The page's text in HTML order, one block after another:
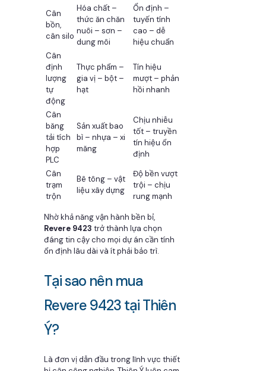
Cân
bồn,
cân silo
Hóa chất –
thức ăn chăn
nuôi – sơn –
dung môi
Ổn định –
tuyến tính
cao – dễ
hiệu chuẩn
Cân
định
lượng
tự
động
Thực phẩm –
gia vị – bột –
hạt
Tín hiệu
mượt – phản
hồi nhanh
Cân
băng
tải tích
hợp
PLC
Sản xuất bao
bì – nhựa – xi
măng
Chịu nhiễu
tốt – truyền
tín hiệu ổn
định
Cân
trạm
trộn
Bê tông – vật
liệu xây dựng
Độ bền vượt
trội – chịu
rung mạnh
Nhờ khả năng vận hành bền bỉ,
Revere 9423 trở thành lựa chọn
đáng tin cậy cho mọi dự án cần tính
ổn định lâu dài và ít phải bảo trì.
Tại sao nên mua
Revere 9423 tại Thiên
Ý?
Là đơn vị dẫn đầu trong lĩnh vực thiết